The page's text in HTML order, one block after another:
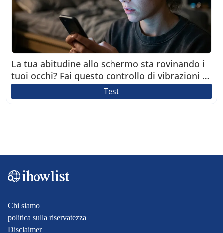
La tua abitudine allo schermo sta rovinando i
tuoi occhi? Fai questo controllo di vibrazioni di
2 minuti
Test
Chi siamo
politica sulla riservatezza
Disclaimer